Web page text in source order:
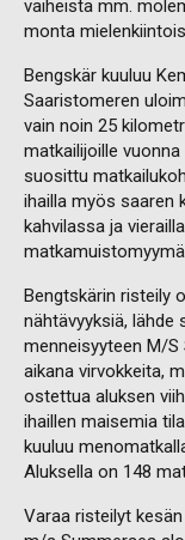
vaiheista mm.
monta
Bengskär kuuluu
Saaristomeren
vain noin 25
matkailijoille
suosittu
ihailla myös saaren
kahvilassa ja
Bengtskärin risteily
nähtävyyksiä, lähde
menneisyyteen M/
aikana virvokkeita,
ostettua aluksen
ihaillen maisemia
kuuluu
Aluksella on 148
Varaa risteilyt